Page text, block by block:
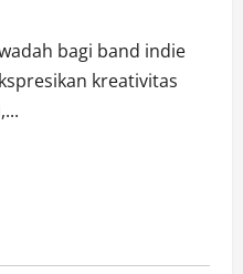
bagi band indie
kreativitas